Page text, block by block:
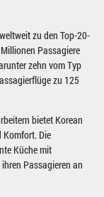
zu den Top-20-
Passagiere
zehn vom Typ
zu 125
bietet Korean
Komfort. Die
Küche mit
Passagieren an